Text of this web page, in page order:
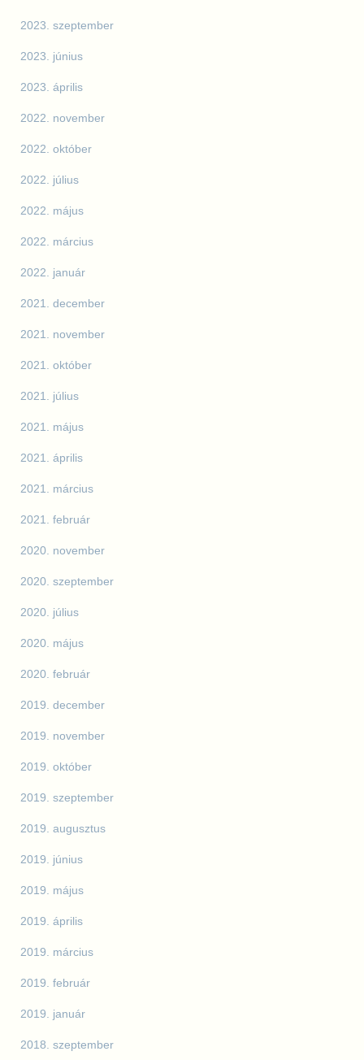
2023. szeptember
2023. június
2023. április
2022. november
2022. október
2022. július
2022. május
2022. március
2022. január
2021. december
2021. november
2021. október
2021. július
2021. május
2021. április
2021. március
2021. február
2020. november
2020. szeptember
2020. július
2020. május
2020. február
2019. december
2019. november
2019. október
2019. szeptember
2019. augusztus
2019. június
2019. május
2019. április
2019. március
2019. február
2019. január
2018. szeptember